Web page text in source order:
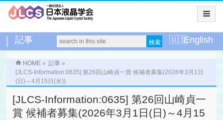
記事 English
HOME » 記事 »
[JLCS-Information:0635] 第26回山崎貞一賞 候補者募集(2026年3月1日
(日)～4月15日(水))
[JLCS-Information:0635] 第26回山崎貞一
賞 候補者募集(2026年3月1日(日)～4月15